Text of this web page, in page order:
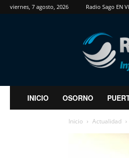
viernes, 7 agosto, 2026 Radio Sago EN
RadioSago
INICIO OSORNO
Inicio Actualidad